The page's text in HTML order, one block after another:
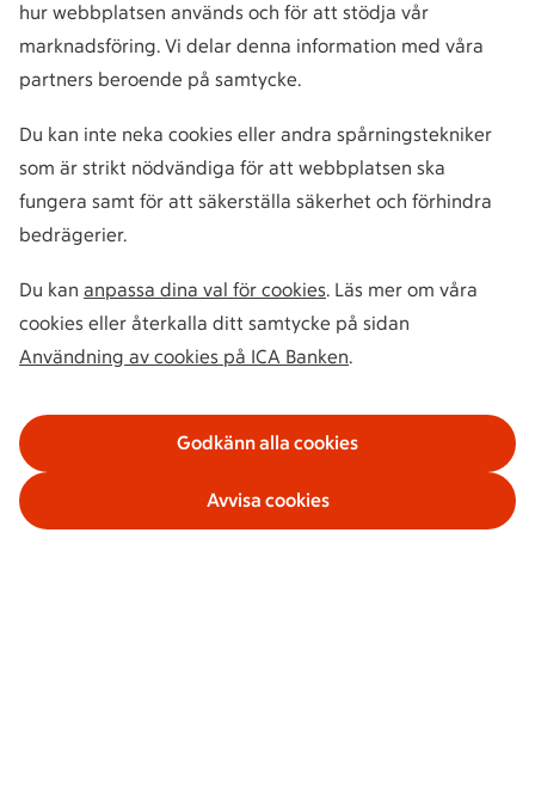
hur webbplatsen används och för att stödja vår
marknadsföring. Vi delar denna information med våra
partners beroende på samtycke.
Du kan inte neka cookies eller andra spårningstekniker
som är strikt nödvändiga för att webbplatsen ska
fungera samt för att säkerställa säkerhet och förhindra
bedrägerier.
Du kan anpassa dina val för cookies. Läs mer om våra
cookies eller återkalla ditt samtycke på sidan
Användning av cookies på ICA Banken.
Godkänn alla cookies
Avvisa cookies